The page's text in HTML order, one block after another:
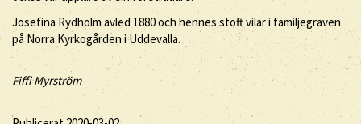
Josefina Rydholm avled 1880 och hennes stoft vilar i familjegraven
på Norra Kyrkogården i Uddevalla.
Fiffi Myrström